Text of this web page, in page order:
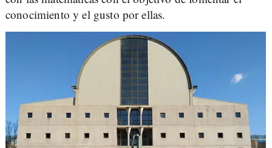
conocimiento y el gusto por ellas.